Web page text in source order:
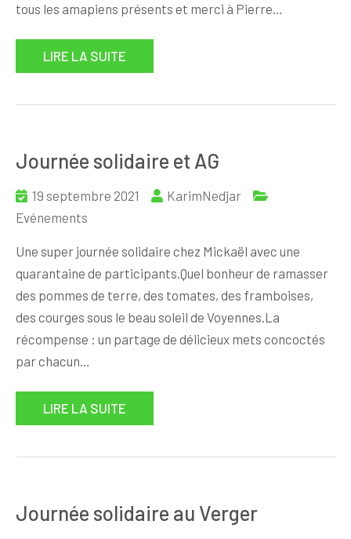
tous les amapiens présents et merci à Pierre…
LIRE LA SUITE
Journée solidaire et AG
19 septembre 2021
KarimNedjar
Evénements
Une super journée solidaire chez Mickaël avec une
quarantaine de participants.Quel bonheur de ramasser
des pommes de terre, des tomates, des framboises,
des courges sous le beau soleil de Voyennes.La
récompense : un partage de délicieux mets concoctés
par chacun…
LIRE LA SUITE
Journée solidaire au Verger